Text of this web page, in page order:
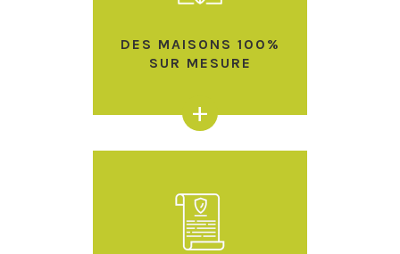
DES MAISONS 100%
SUR MESURE
+